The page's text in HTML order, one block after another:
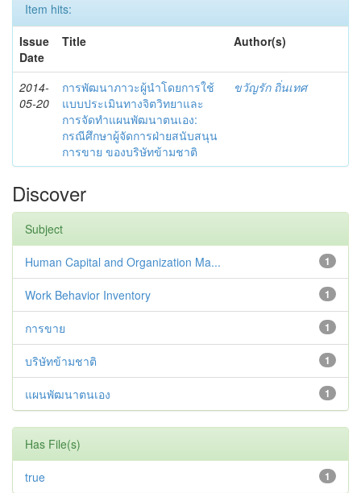
Item hits:
Issue
Date
Title Author(s)
2014-
05-20
การพัฒนาภาวะผู้นำโดยการใช้
แบบประเมินทางจิตวิทยาและ
การจัดทำแผนพัฒนาตนเอง:
กรณีศึกษาผู้จัดการฝ่ายสนับสนุน
การขาย ของบริษัทข้ามชาติ
ขวัญรัก ถิ่นเทศ
Discover
Subject
1
Human Capital and Organization Ma...
1
Work Behavior Inventory
1
การขาย
1
บริษัทข้ามชาติ
1
แผนพัฒนาตนเอง
Has File(s)
1
true